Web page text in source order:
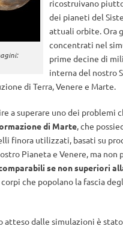
ricostruivano
dei pianeti del
attuali orbite. Ora
concentrati nel
prime decine di
interna del nostro
di Terra, Venere e Marte.
a superare uno dei problemi
di Marte, che
finora utilizzati, basati su
Pianeta e Venere, ma non
se non superiori
che popolano la fascia
dalle simulazioni è